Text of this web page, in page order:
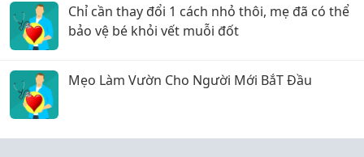
Chỉ cần thay đổi 1 cách nhỏ thôi, mẹ đã có thể
bảo vệ bé khỏi vết muỗi đốt
Mẹo Làm Vườn Cho Người Mới BắT Đầu